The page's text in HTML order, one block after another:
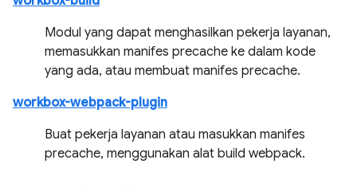
Modul yang dapat menghasilkan pekerja layanan,
memasukkan manifes precache ke dalam kode
yang ada, atau membuat manifes precache.
workbox-webpack-plugin
Buat pekerja layanan atau masukkan manifes
precache, menggunakan alat build webpack.